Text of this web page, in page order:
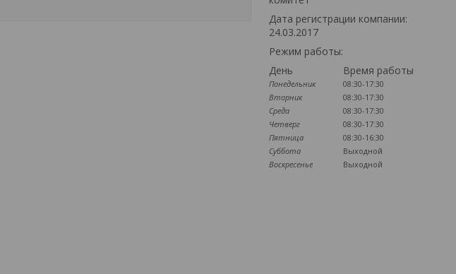
Дата регистрации компании:
24.03.2017
Режим работы:
День
Время работы
Понедельник
08:30-17:30
Вторник
08:30-17:30
Среда
08:30-17:30
Четверг
08:30-17:30
Пятница
08:30-16:30
Суббота
Выходной
Воскресенье
Выходной